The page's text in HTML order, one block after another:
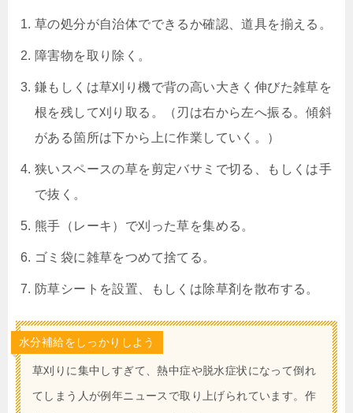
草の処分が自治体でできるか確認、道具を揃える。
障害物を取り除く。
鎌もしくは草刈り機で背の高い大きく伸びた雑草を
根を残して刈り取る。（刃は右から左へ振る。傾斜
がある箇所は下から上に作業していく。）
狭いスペースの草を剪定バサミで切る、もしくは手
で抜く。
熊手（レーキ）で刈った草を集める。
ゴミ袋に雑草をつめて捨てる。
防草シートを設置、もしくは除草剤を散布する。
水分補給をしっかりしよう
草刈りに集中しすぎて、熱中症や脱水症状になって倒れ
てしまう人が例年ニュースで取り上げられています。作